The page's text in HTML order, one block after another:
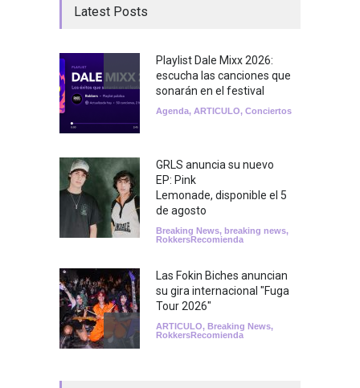
Latest Posts
Playlist Dale Mixx 2026:
escucha las canciones que
sonarán en el festival
Agenda, ARTICULO, Conciertos
GRLS anuncia su nuevo
EP: Pink
Lemonade, disponible el 5
de agosto
Breaking News, breaking news,
RokkersRecomienda
Las Fokin Biches anuncian
su gira internacional "Fuga
Tour 2026"
ARTICULO, Breaking News,
RokkersRecomienda